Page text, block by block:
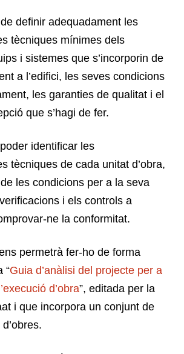
definir adequadament les
tècniques mínimes dels
i sistemes que s’incorporin de
a l’edifici, les seves condicions
les garanties de qualitat i el
que s’hagi de fer.
identificar les
tècniques de cada unitat d’obra,
les condicions per a la seva
i els controls a
ne la conformitat.
permetrà fer-ho de forma
“Guia d’anàlisi del projecte per a
d’obra”, editada per la
i que incorpora un conjunt de